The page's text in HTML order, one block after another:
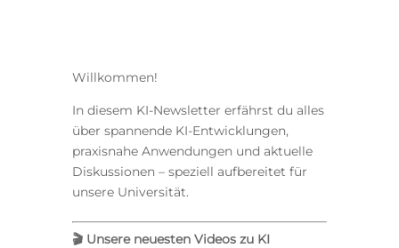
Willkommen!
In diesem KI-Newsletter erfährst du alles
über spannende KI-Entwicklungen,
praxisnahe Anwendungen und aktuelle
Diskussionen – speziell aufbereitet für
unsere Universität.
🎬Unsere neuesten Videos zu KI